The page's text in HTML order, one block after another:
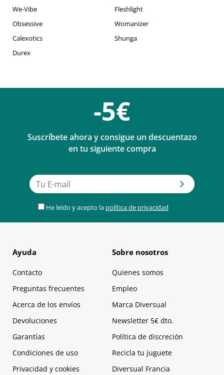
We-Vibe
Fleshlight
Obsessive
Womanizer
Calexotics
Shunga
Durex
-5€
Suscríbete ahora y consigue un descuentazo
en tu siguiente compra
He leído y acepto la política de privacidad
Ayuda
Contacto
Preguntas frecuentes
Acerca de los envíos
Devoluciones
Garantías
Condiciones de uso
Privacidad y cookies
Sobre nosotros
Quienes somos
Empleo
Marca Diversual
Newsletter 5€ dto.
Política de discreción
Recicla tu juguete
Diversual Francia